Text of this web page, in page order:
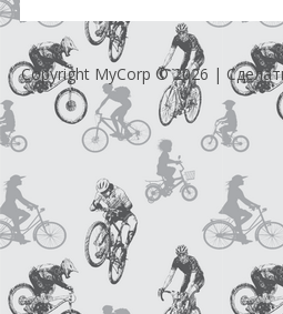
Copyright MyCorp © 2026 |